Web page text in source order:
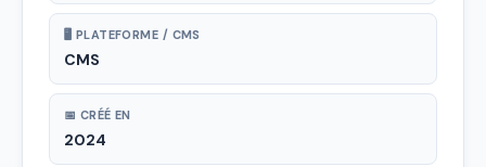
🖥 PLATEFORME / CMS
CMS
📅 CRÉÉ EN
2024